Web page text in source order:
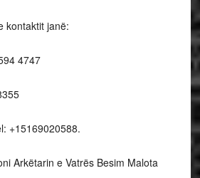
kontaktit janë:
4747
+15169020588.
Arkëtarin e Vatrës Besim Malota